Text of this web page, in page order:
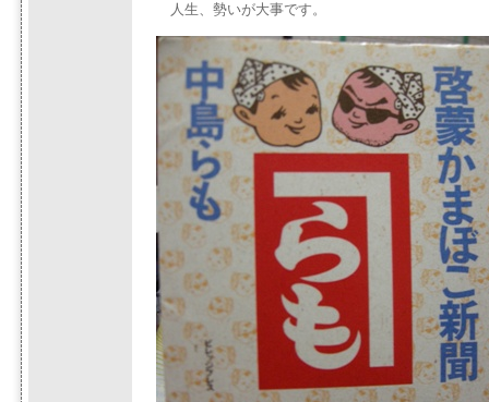
人生、勢いが大事です。